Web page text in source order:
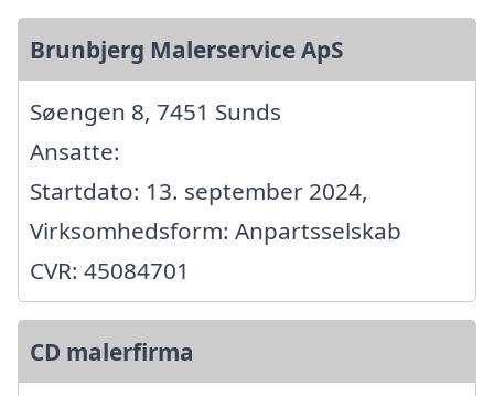
Brunbjerg Malerservice ApS
Søengen 8, 7451 Sunds
Ansatte:
Startdato: 13. september 2024,
Virksomhedsform: Anpartsselskab
CVR: 45084701
CD malerfirma